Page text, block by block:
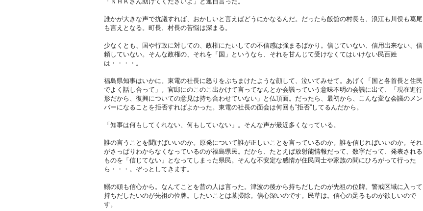
誰かが大きな声で抗議すれば、おかしいと言えばどうにかなるんだ。だったら飯舘の村長も、浪江も川俣も葛尾
も言えとなる。町長、村長の苦悩は深まる。
少なくとも、国や行政に対しての、政権にたいしての不信感は強まるばかり。信じていない、信用出来ない、信
頼していない。そんな政権の、それを「国」というなら、それを甘んじて受けなくてはいけない民百姓
は・・・・。
福島県知事はいかに。東電の社長に怒りをぶちまけたような顔して、泣いてみせて。あげく「国と各首長と住民
でよく話し合って」。官邸にのこのこ出かけて言ってなんとか会議っていう意味不明の会議に出て、「現在進行
形だから、復興についての意見は持ち合わせていない」と仏頂面。だったら、最初から、こんな変な会議のメン
バーになることを拒否すればよかった。東電の社長の面会は何回も”拒否”してるんだから。
「知事は何もしてくれない、何もしていない」。そんな声が最近多くなっている。
誰の言うことを聞けばいいのか。原発について誰が正しいことを言っているのか。誰を信じればいいのか。それ
がさっぱりわからなくなっているのが福島県民。だから、たとえば放射能情報だって、数字だって、発表される
ものを「信じてない」となってしまった県民。そんな不安定な感情が住民同士や家族の間にひろがって行った
ら・・・。ぞっとしてきます。
鰯の頭も信心から。なんてことを昔の人は言った。津波の後から持ちだしたのが先祖の位牌。警戒区域に入って
持ちだしたいのが先祖の位牌。したいことは墓掃除。信心深いのです。民草は。信心の足るものが欲しいので
す。